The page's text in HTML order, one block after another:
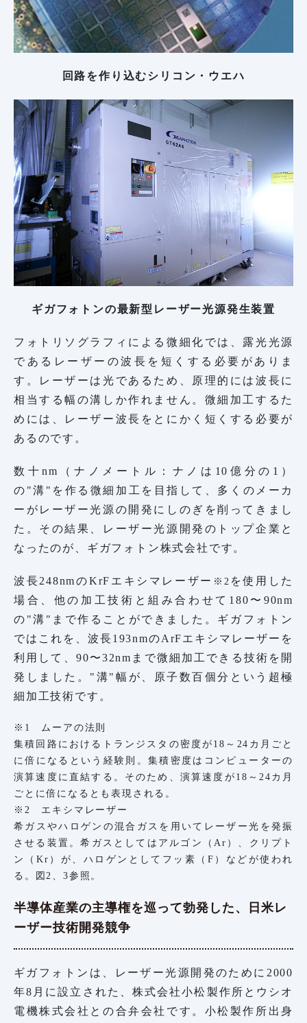
回路を作り込むシリコン・ウエハ
ギガフォトンの最新型レーザー光源発生装置
フォトリソグラフィによる微細化では、露光光源
であるレーザーの波長を短くする必要がありま
す。レーザーは光であるため、原理的には波長に
相当する幅の溝しか作れません。微細加工するた
めには、レーザー波長をとにかく短くする必要が
あるのです。
数十nm（ナノメートル：ナノは10億分の1）
の"溝"を作る微細加工を目指して、多くのメーカ
ーがレーザー光源の開発にしのぎを削ってきまし
た。その結果、レーザー光源開発のトップ企業と
なったのが、ギガフォトン株式会社です。
波長248nmのKrFエキシマレーザー ※2 を使用した
場合、他の加工技術と組み合わせて180〜90nm
の"溝"まで作ることができました。ギガフォトン
ではこれを、波長193nmのArFエキシマレーザーを
利用して、90〜32nmまで微細加工できる技術を開
発しました。"溝"幅が、原子数百個分という超極
細加工技術です。
※1 ムーアの法則
集積回路におけるトランジスタの密度が18～24カ月ごと
に倍になるという経験則。集積密度はコンピューターの
演算速度に直結する。そのため、演算速度が18～24カ月
ごとに倍になるとも表現される。
※2 エキシマレーザー
希ガスやハロゲンの混合ガスを用いてレーザー光を発振
させる装置。希ガスとしてはアルゴン（Ar）、クリプト
ン（Kr）が、ハロゲンとしてフッ素（F）などが使われ
る。図2、3参照。
半導体産業の主導権を巡って勃発した、日米レ
ーザー技術開発競争
ギガフォトンは、レーザー光源開発のために2000
年8月に設立された、株式会社小松製作所とウシオ
電機株式会社との合弁会社です。小松製作所出身